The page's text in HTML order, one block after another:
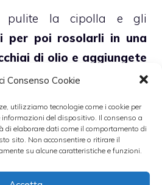
Consenso Cookie
utilizziamo tecnologie come i cookie per
informazioni del dispositivo. Il consenso a
di elaborare dati come il comportamento di
sito. Non acconsentire o ritirare il
su alcune caratteristiche e funzioni.
pulite la cipolla e gli
per poi rosolarli in una
di olio e aggiungete
minuti.Aggiustate di
per 15 minuti unendo
in acqua calda,